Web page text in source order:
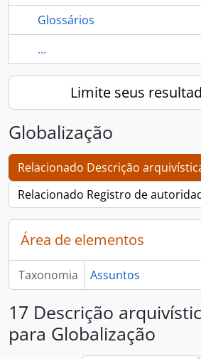
Glossários
...
Limite seus
Globalização
Relacionado Descrição
Relacionado Registro de
Área de elementos
Taxonomia Assuntos
17 Descrição
para Globalização